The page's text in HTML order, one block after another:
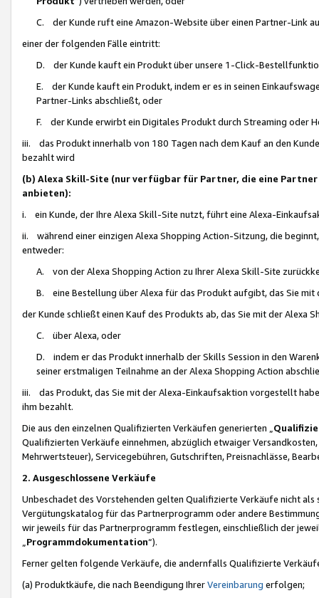
C. der Kunde ruft eine Amazon-Website über einen Partner-Link
einer der folgenden Fälle eintritt:
D. der Kunde kauft ein Produkt über unsere 1-Click-
E. der Kunde kauft ein Produkt, indem er es in seinen
Partner-Links abschließt, oder
F. der Kunde erwirbt ein Digitales Produkt durch Streaming oder
iii. das Produkt innerhalb von 180 Tagen nach dem Kauf an den
bezahlt wird
(b) Alexa Skill-Site (nur verfügbar für Partner, die eine
anbieten):
i. ein Kunde, der Ihre Alexa Skill-Site nutzt, führt eine Alexa-
ii. während einer einzigen Alexa Shopping Action-Sitzung, die
entweder:
A. von der Alexa Shopping Action zu Ihrer Alexa Skill-Site
B. eine Bestellung über Alexa für das Produkt aufgibt, das Sie mit
der Kunde schließt einen Kauf des Produkts ab, das Sie mit der Alexa
C. über Alexa, oder
D. indem er das Produkt innerhalb der Skills Session in den
seiner erstmaligen Teilnahme an der Alexa Shopping Action
iii. das Produkt, das Sie mit der Alexa-Einkaufsaktion vorgestellt
ihm bezahlt.
Die aus den einzelnen Qualifizierten Verkäufen generierten „
Qualifizierten Verkäufe einnehmen, abzüglich etwaiger
Mehrwertsteuer), Servicegebühren, Gutschriften, Preisnachlässe,
2. Ausgeschlossene Verkäufe
Unbeschadet des Vorstehenden gelten Qualifizierte Verkäufe nicht
Vergütungskatalog für das Partnerprogramm oder andere
wir jeweils für das Partnerprogramm festlegen, einschließlich der
Programmdokumentation“).
Ferner gelten folgende Verkäufe, die andernfalls Qualifizierte
(a) Produktkäufe, die nach Beendigung IhrerVereinbarung erfolgen;